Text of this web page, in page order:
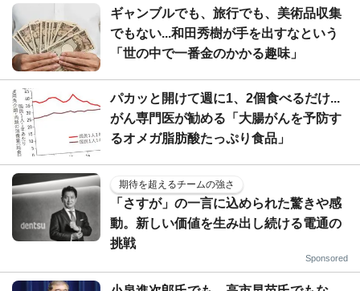
ギャンブルでも、旅行でも、美術品収集
でもない...和田秀樹が手を出すなという
「世の中で一番金のかかる趣味」
パカッと開けて週に1、2個食べるだけ...
がん専門医が勧める「大腸がんを予防す
るオメガ脂肪酸たっぷり食品」
期待を超えるチームの強さ
「さすが」の一言に込められた驚きや感
動。新しい価値を生み出し続ける電通の
挑戦
Sponsored